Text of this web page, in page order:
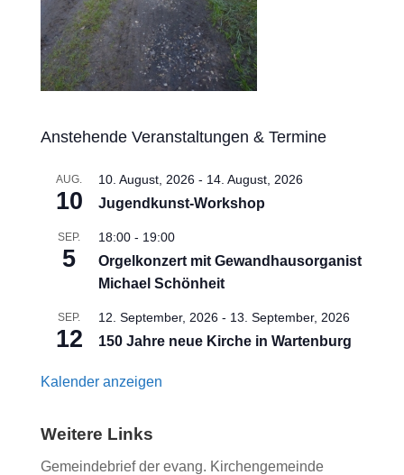
Anstehende Veranstaltungen & Termine
AUG.
10
10. August, 2026- 14. August, 2026
Jugendkunst-Workshop
SEP.
5
18:00- 19:00
Orgelkonzert mit Gewandhausorganist
Michael Schönheit
SEP.
12
12. September, 2026- 13. September, 2026
150 Jahre neue Kirche in Wartenburg
Kalender anzeigen
Weitere Links
Gemeindebrief der evang. Kirchengemeinde